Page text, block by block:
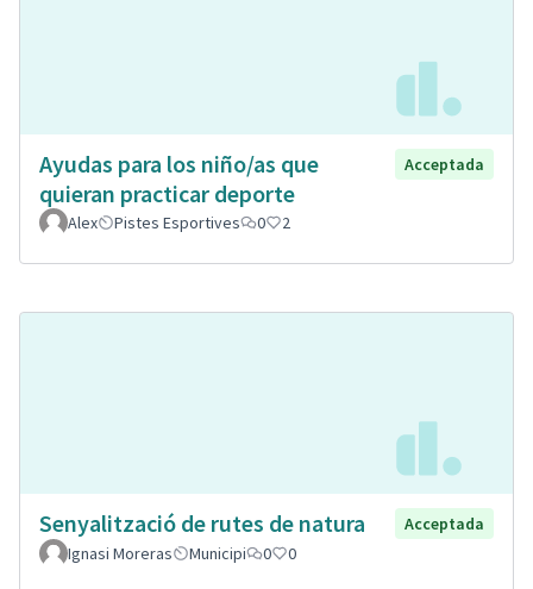
Ayudas para los niño/as que
quieran practicar deporte
Acceptada
Alex Pistes Esportives 0 2
Senyalització de rutes de natura
Acceptada
Ignasi Moreras
Municipi 0 0